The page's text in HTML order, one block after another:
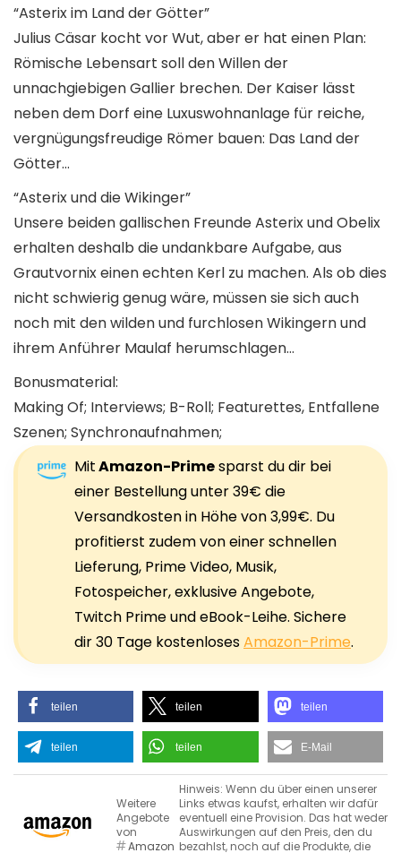
“Asterix im Land der Götter”
Julius Cäsar kocht vor Wut, aber er hat einen Plan:
Römische Lebensart soll den Willen der
unnachgiebigen Gallier brechen. Der Kaiser lässt
neben dem Dorf eine Luxuswohnanlage für reiche,
vergnügungsfreudige Römer bauen: Das Land der
Götter…
“Asterix und die Wikinger”
Unsere beiden gallischen Freunde Asterix und Obelix
erhalten deshalb die undankbare Aufgabe, aus
Grautvornix einen echten Kerl zu machen. Als ob dies
nicht schwierig genug wäre, müssen sie sich auch
noch mit den wilden und furchlosen Wikingern und
ihrem Anführer Maulaf herumschlagen…
Bonusmaterial:
Making Of; Interviews; B-Roll; Featurettes, Entfallene
Szenen; Synchronaufnahmen;
MitAmazon-Primesparst du dir bei
einer Bestellung unter 39€ die
Versandkosten in Höhe von 3,99€. Du
profitierst zudem von einer schnellen
Lieferung, Prime Video, Musik,
Fotospeicher, exklusive Angebote,
Twitch Prime und eBook-Leihe. Sichere
dir 30 Tage kostenlosesAmazon-Prime.
teilen teilen teilen
teilen teilen E-Mail
Weitere
Angebote
von
Amazon
Hinweis: Wenn du über einen unserer
Links etwas kaufst, erhalten wir dafür
eventuell eine Provision. Das hat weder
Auswirkungen auf den Preis, den du
bezahlst, noch auf die Produkte, die